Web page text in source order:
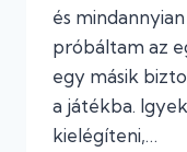
és
próbáltam az
egy másik
a játékba.
kielégíteni,…